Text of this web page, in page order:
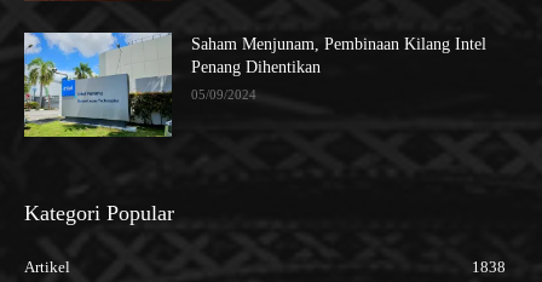
Saham Menjunam, Pembinaan Kilang Intel
Penang Dihentikan
05/09/2024
Kategori Popular
Artikel
1838